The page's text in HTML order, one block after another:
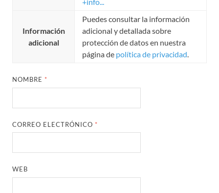
Información
adicional
Puedes consultar la información
adicional y detallada sobre
protección de datos en nuestra
página de política de privacidad.
NOMBRE *
CORREO ELECTRÓNICO *
WEB